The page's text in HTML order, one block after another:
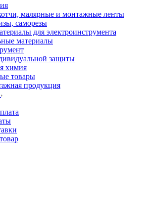
малярные и монтажные ленты
саморезы
для электроинструмента
материалы
защиты
химия
товары
продукция